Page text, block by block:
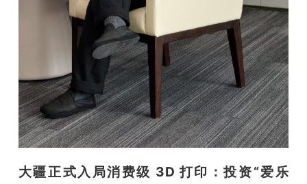
大疆正式入局消费级 3D 打印：投资“爱乐